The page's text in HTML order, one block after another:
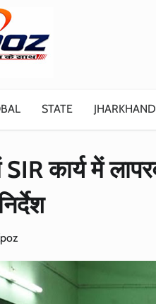
STATE JHARKHAND
कार्य में